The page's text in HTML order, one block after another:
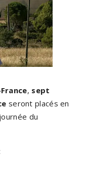
, sept
seront placés en
du